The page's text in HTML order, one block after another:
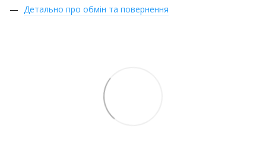
Детально про обмін та повернення